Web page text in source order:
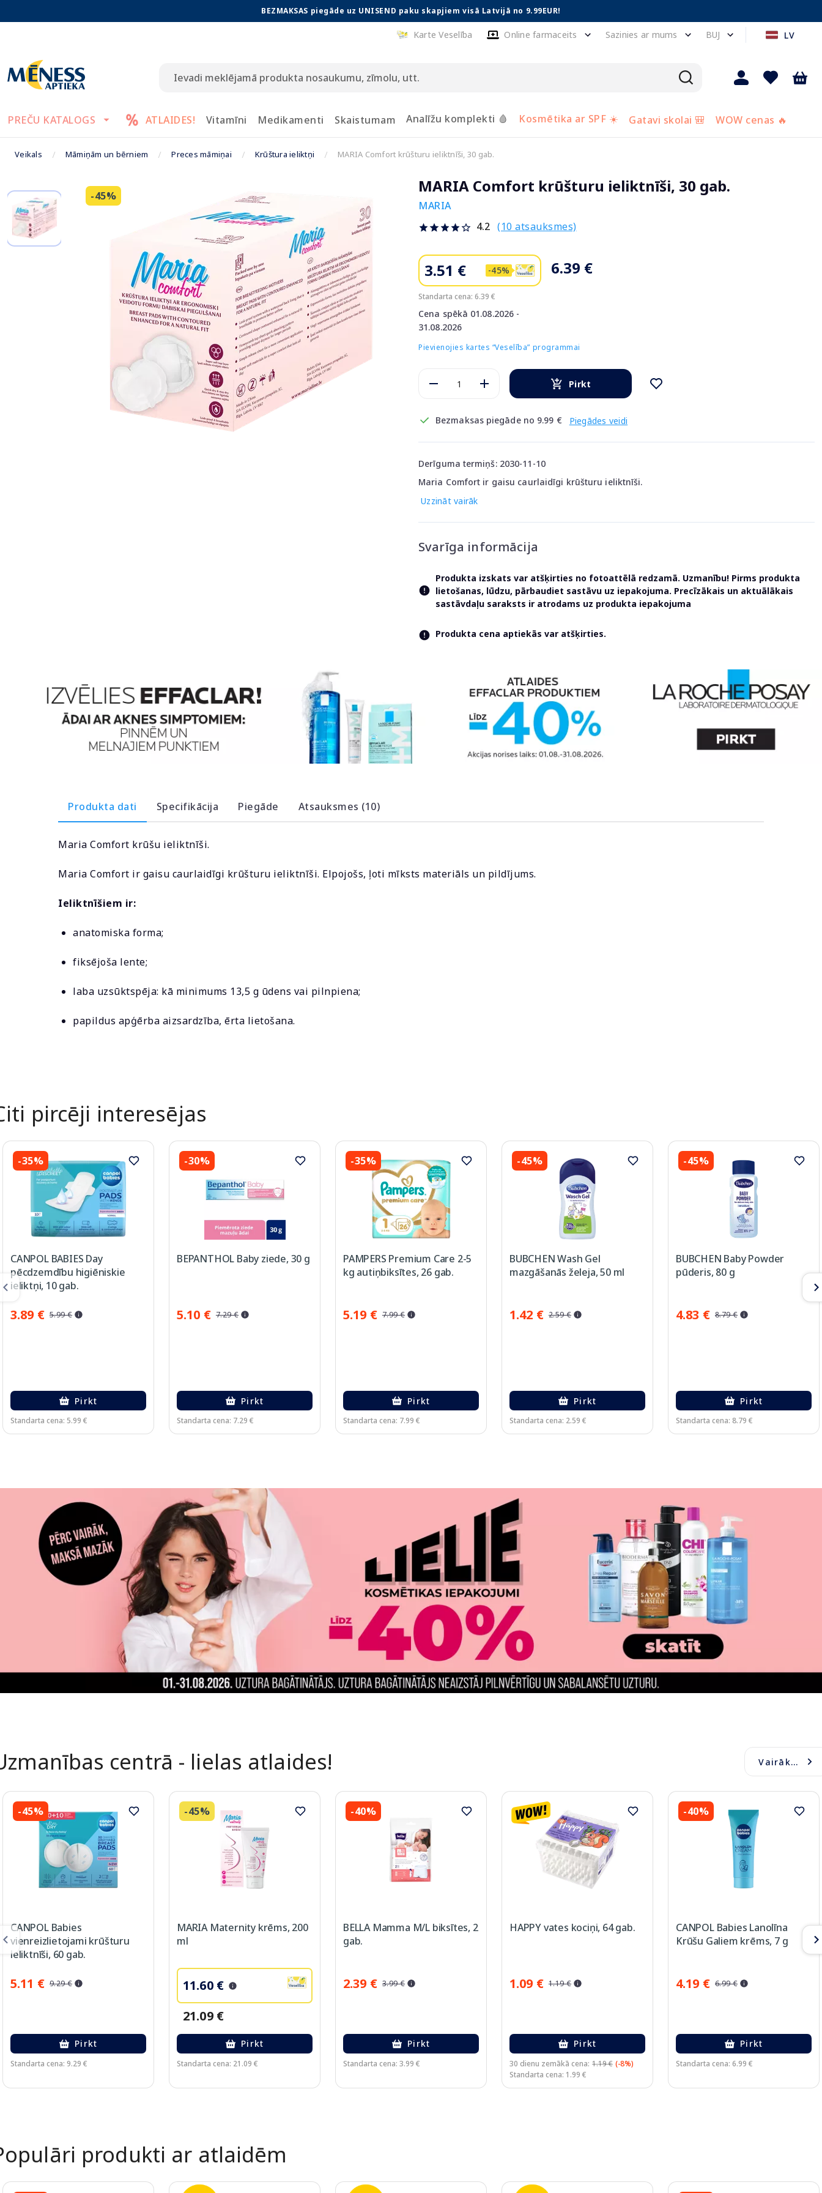
BEZMAKSAS piegāde uz UNISEND paku skapjiem visā Latvijā no 9.99EUR!
Karte Veselība Online farmaceits Sazinies ar mums BUJ LV
PREČU KATALOGS ATLAIDES! Vitamīni Medikamenti Skaistumam Analīžu komplekti 🩸 Kosmētika ar SPF ☀️ Gatavi skolai 🎒 WOW cenas 🔥
Veikals Māmiņām un bērniem Preces māmiņai Krūštura ieliktņi MARIA Comfort krūšturu ieliktnīši, 30 gab.
-45% MARIA Comfort krūšturu ieliktnīši, 30 gab.
MARIA
4.2 (10 atsauksmes)
3.51 € -45%
Standarta cena: 6.39 €
Cena spēkā 01.08.2026 -
31.08.2026
6.39 €
Pievienojies kartes “Veselība” programmai
Pirkt
Bezmaksas piegāde no 9.99 € Piegādes veidi
Derīguma termiņš: 2030-11-10
Maria Comfort ir gaisu caurlaidīgi krūšturu ieliktnīši.
Uzzināt vairāk
Svarīga informācija
Produkta izskats var atšķirties no fotoattēlā redzamā. Uzmanību! Pirms produkta
lietošanas, lūdzu, pārbaudiet sastāvu uz iepakojuma. Precīzākais un aktuālākais
sastāvdaļu saraksts ir atrodams uz produkta iepakojuma
Produkta cena aptiekās var atšķirties.
Produkta dati Specifikācija Piegāde Atsauksmes (10)
Maria Comfort krūšu ieliktnīši.
Maria Comfort ir gaisu caurlaidīgi krūšturu ieliktnīši. Elpojošs, ļoti mīksts materiāls un pildījums.
Ieliktnīšiem ir:
anatomiska forma;
fiksējoša lente;
laba uzsūktspēja: kā minimums 13,5 g ūdens vai pilnpiena;
papildus apģērba aizsardzība, ērta lietošana.
pircēji interesējas
-35%
CANPOL BABIES Day
pēcdzemdību higiēniskie
ieliktņi, 10 gab.
3.89 € 5.99 €
Pirkt
Standarta cena: 5.99 €
-30%
BEPANTHOL Baby ziede, 30 g
5.10 € 7.29 €
Pirkt
Standarta cena: 7.29 €
-35%
PAMPERS Premium Care 2-5
kg autiņbiksītes, 26 gab.
5.19 € 7.99 €
Pirkt
Standarta cena: 7.99 €
-45%
BUBCHEN Wash Gel
mazgāšanās želeja, 50 ml
1.42 € 2.59 €
Pirkt
Standarta cena: 2.59 €
-45%
BUBCHEN Baby Powder
pūderis, 80 g
4.83 € 8.79 €
Pirkt
Standarta cena: 8.79 €
centrā - lielas atlaides! Vairāk...
-45%
CANPOL Babies
vienreizlietojami krūšturu
ieliktnīši, 60 gab.
5.11 € 9.29 €
Pirkt
Standarta cena: 9.29 €
-45%
MARIA Maternity krēms, 200
ml
11.60 €
21.09 €
Pirkt
Standarta cena: 21.09 €
-40%
BELLA Mamma M/L biksītes, 2
gab.
2.39 € 3.99 €
Pirkt
Standarta cena: 3.99 €
HAPPY vates kociņi, 64 gab.
1.09 € 1.19 €
Pirkt
30 dienu zemākā cena: 1.19 € (-8%)
Standarta cena: 1.99 €
-40%
CANPOL Babies Lanolīna
Krūšu Galiem krēms, 7 g
4.19 € 6.99 €
Pirkt
Standarta cena: 6.99 €
produkti ar atlaidēm